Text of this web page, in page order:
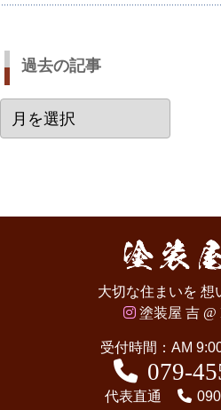
過去の記事
去
大切な住まいを 想
塗装屋 吉 @
受付時間：AM
079-
代表直通